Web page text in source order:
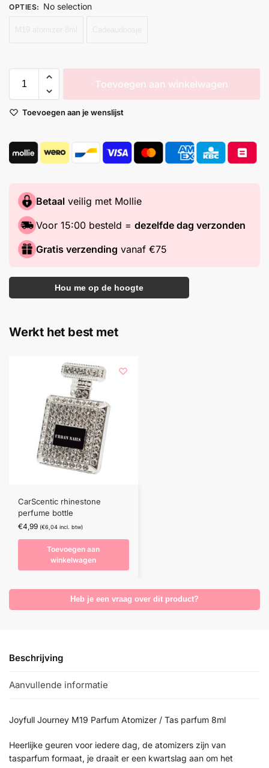
OPTIES: No selection
Toevoegen aan winkelwagen
Toevoegen aan je wenslijst
Betaal veilig met Mollie
Voor 15:00 besteld = dezelfde dag verzonden
Gratis verzending vanaf €75
Hou me op de hoogte
Werkt het best met
CarScentic rhinestone
perfume bottle
€4,99 (€6,04 incl. btw)
Toevoegen aan
winkelwagen
Heb je een vraag over dit product?
Beschrijving
Aanvullende informatie
Joyfull Journey M19 Parfum Atomizer / Tas parfum 8ml
Heerlijke geuren voor iedere dag, de atomizers zijn van
tasparfum formaat, je draait er een kwartslag aan om het